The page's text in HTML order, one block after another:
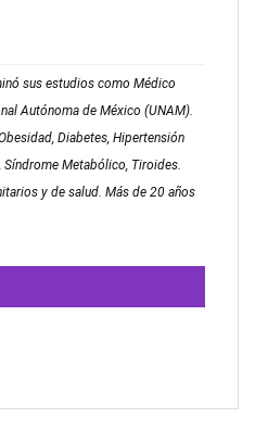
sus estudios como Médico
Autónoma de México (UNAM).
Diabetes, Hipertensión
Metabólico, Tiroides.
y de salud. Más de 20 años